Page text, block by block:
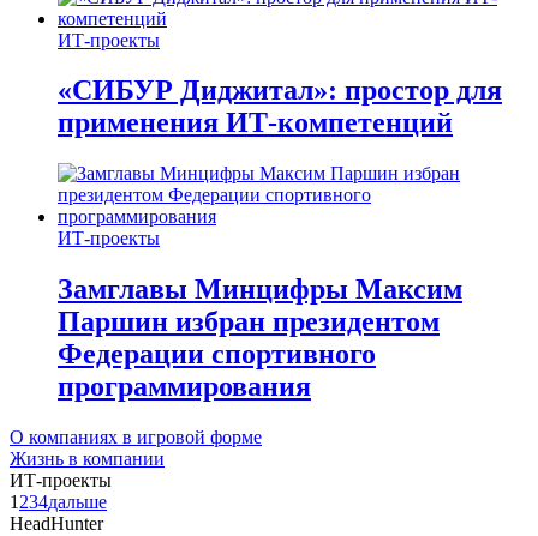
ИТ-проекты
«СИБУР Диджитал»: простор для
применения ИТ-компетенций
ИТ-проекты
Замглавы Минцифры Максим
Паршин избран президентом
Федерации спортивного
программирования
О компаниях в игровой форме
Жизнь в компании
ИТ-проекты
1 234дальше
HeadHunter